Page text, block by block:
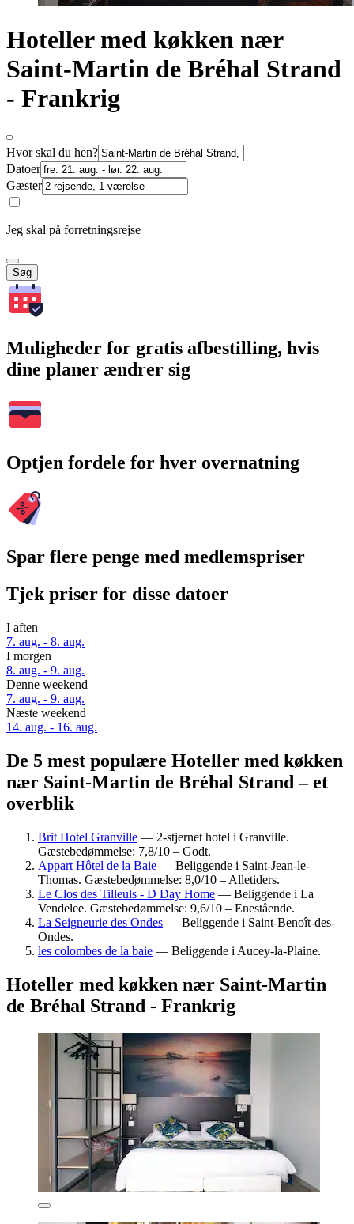
Hoteller med køkken nær
Saint-Martin de Bréhal Strand
- Frankrig
Hvor skal du hen?
Datoer
Gæster
Jeg skal på forretningsrejse
Søg
Muligheder for gratis afbestilling, hvis
dine planer ændrer sig
Optjen fordele for hver overnatning
Spar flere penge med medlemspriser
Tjek priser for disse datoer
I aften
7. aug. - 8. aug.
I morgen
8. aug. - 9. aug.
Denne weekend
7. aug. - 9. aug.
Næste weekend
14. aug. - 16. aug.
De 5 mest populære Hoteller med køkken
nær Saint-Martin de Bréhal Strand – et
overblik
Brit Hotel Granville — 2-stjernet hotel i Granville.
Gæstebedømmelse: 7,8/10 – Godt.
Appart Hôtel de la Baie — Beliggende i Saint-Jean-le-
Thomas. Gæstebedømmelse: 8,0/10 – Alletiders.
Le Clos des Tilleuls - D Day Home — Beliggende i La
Vendelee. Gæstebedømmelse: 9,6/10 – Enestående.
La Seigneurie des Ondes — Beliggende i Saint-Benoît-des-
Ondes.
les colombes de la baie — Beliggende i Aucey-la-Plaine.
Hoteller med køkken nær Saint-Martin
de Bréhal Strand - Frankrig